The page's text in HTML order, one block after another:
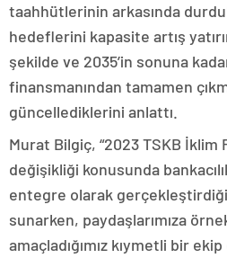
taahhütlerinin arkasında
hedeflerini kapasite artış
şekilde ve 2035’in sonuna
finansmanından tamamen
güncellediklerini anlattı.
Murat Bilgiç, “2023 TSKB İklim
değişikliği konusunda
entegre olarak
sunarken, paydaşlarımıza
amaçladığımız kıymetli bir ekip